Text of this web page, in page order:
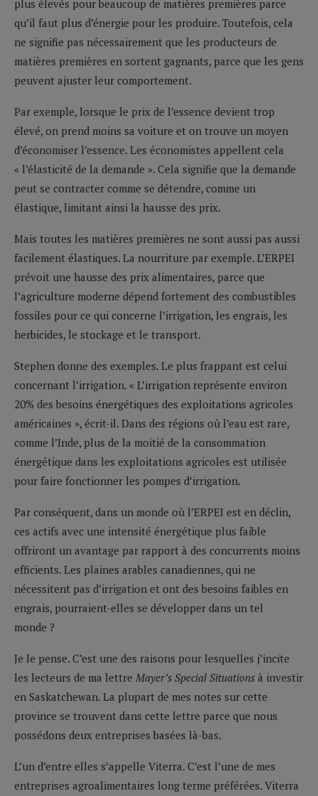
plus élevés pour beaucoup de matières premières parce
qu’il faut plus d’énergie pour les produire. Toutefois, cela
ne signifie pas nécessairement que les producteurs de
matières premières en sortent gagnants, parce que les gens
peuvent ajuster leur comportement.
Par exemple, lorsque le prix de l’essence devient trop
élevé, on prend moins sa voiture et on trouve un moyen
d’économiser l’essence. Les économistes appellent cela
« l’élasticité de la demande ». Cela signifie que la demande
peut se contracter comme se détendre, comme un
élastique, limitant ainsi la hausse des prix.
Mais toutes les matières premières ne sont aussi pas aussi
facilement élastiques. La nourriture par exemple. L’ERPEI
prévoit une hausse des prix alimentaires, parce que
l’agriculture moderne dépend fortement des combustibles
fossiles pour ce qui concerne l’irrigation, les engrais, les
herbicides, le stockage et le transport.
Stephen donne des exemples. Le plus frappant est celui
concernant l’irrigation. « L’irrigation représente environ
20% des besoins énergétiques des exploitations agricoles
américaines », écrit-il. Dans des régions où l’eau est rare,
comme l’Inde, plus de la moitié de la consommation
énergétique dans les exploitations agricoles est utilisée
pour faire fonctionner les pompes d’irrigation.
Par conséquent, dans un monde où l’ERPEI est en déclin,
ces actifs avec une intensité énergétique plus faible
offriront un avantage par rapport à des concurrents moins
efficients. Les plaines arables canadiennes, qui ne
nécessitent pas d’irrigation et ont des besoins faibles en
engrais, pourraient-elles se développer dans un tel
monde ?
Je le pense. C’est une des raisons pour lesquelles j’incite
les lecteurs de ma lettre Mayer’s Special Situations à investir
en Saskatchewan. La plupart de mes notes sur cette
province se trouvent dans cette lettre parce que nous
possédons deux entreprises basées là-bas.
L’un d’entre elles s’appelle Viterra. C’est l’une de mes
entreprises agroalimentaires long terme préférées. Viterra